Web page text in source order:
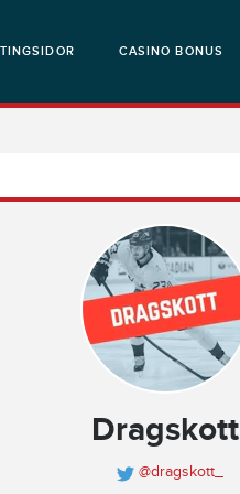
CASINO BONUS
Dragskott
@dragskott_